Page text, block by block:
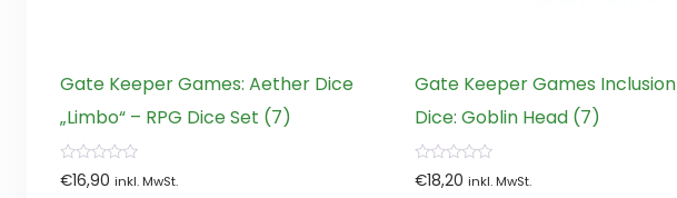
Gate Keeper Games: Aether Dice
„Limbo“ – RPG Dice Set (7)
0
von
€16,90 inkl. MwSt.
Gate Keeper Games Inclusion
Dice: Goblin Head (7)
0
von
€18,20 inkl. MwSt.